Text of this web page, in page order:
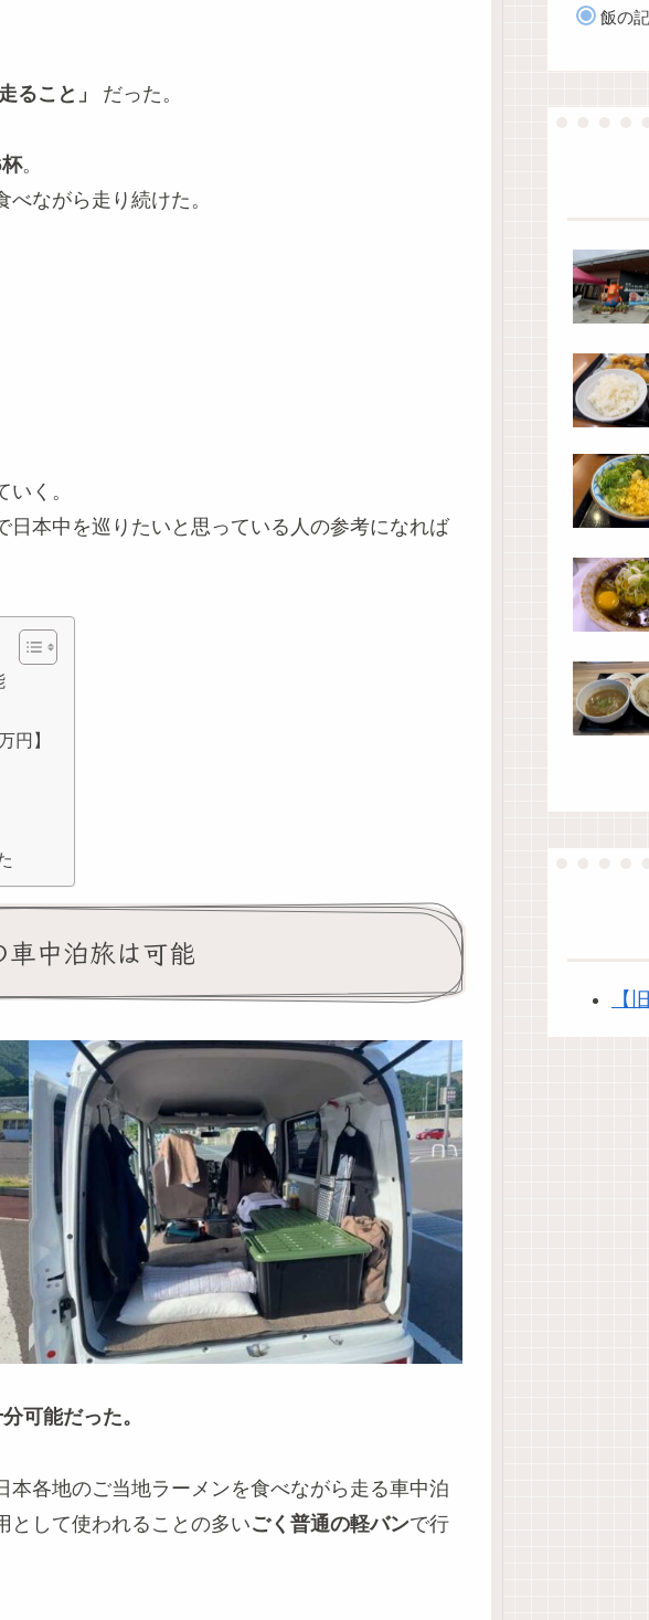
ること」 だった。
。
ながら走り続けた。
く。
本中を巡りたいと思っている人の参考になれば
円】
中泊旅は可能
可能だった。
各地のご当地ラーメンを食べながら走る車中泊
として使われることの多いごく普通の軽バンで行
飯の
【